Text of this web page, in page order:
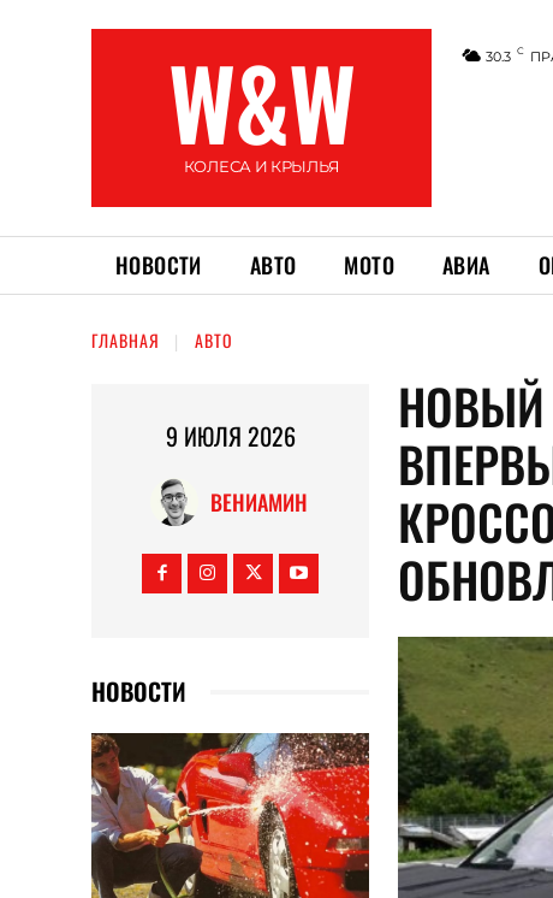
W&W
КОЛЕСА И КРЫЛЬЯ
30.3 C
НОВОСТИ АВТО МОТО АВИА
ГЛАВНАЯ АВТО
9 ИЮЛЯ 2026
ВЕНИАМИН
НОВОСТИ
НОВЫЙ